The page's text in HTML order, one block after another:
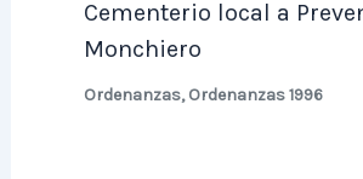
Cementerio local a
Monchiero
Ordenanzas,Ordenanzas 1996